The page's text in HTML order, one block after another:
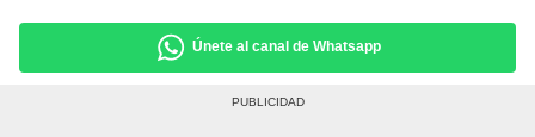
Únete al canal de Whatsapp